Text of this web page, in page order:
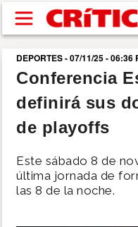
Pasar al contenido
buscar
SUCESOS
POLÍTICA
DEPORTES - 07/11/25 - 06:36
Conferencia
definirá sus
de playoffs
Este sábado 8 de
última jornada de
las 8 de la noche.